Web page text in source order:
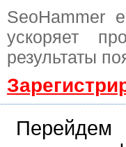
SeoHammer
ускоряет
результаты